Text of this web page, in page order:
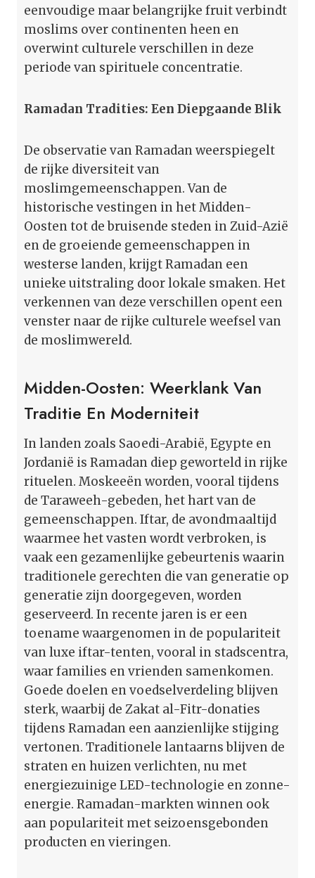
eenvoudige maar belangrijke fruit verbindt
moslims over continenten heen en
overwint culturele verschillen in deze
periode van spirituele concentratie.
Ramadan Tradities: Een Diepgaande Blik
De observatie van Ramadan weerspiegelt
de rijke diversiteit van
moslimgemeenschappen. Van de
historische vestingen in het Midden-
Oosten tot de bruisende steden in Zuid-Azië
en de groeiende gemeenschappen in
westerse landen, krijgt Ramadan een
unieke uitstraling door lokale smaken. Het
verkennen van deze verschillen opent een
venster naar de rijke culturele weefsel van
de moslimwereld.
Midden-Oosten: Weerklank Van
Traditie En Moderniteit
In landen zoals Saoedi-Arabië, Egypte en
Jordanië is Ramadan diep geworteld in rijke
rituelen. Moskeeën worden, vooral tijdens
de Taraweeh-gebeden, het hart van de
gemeenschappen. Iftar, de avondmaaltijd
waarmee het vasten wordt verbroken, is
vaak een gezamenlijke gebeurtenis waarin
traditionele gerechten die van generatie op
generatie zijn doorgegeven, worden
geserveerd. In recente jaren is er een
toename waargenomen in de populariteit
van luxe iftar-tenten, vooral in stadscentra,
waar families en vrienden samenkomen.
Goede doelen en voedselverdeling blijven
sterk, waarbij de Zakat al-Fitr-donaties
tijdens Ramadan een aanzienlijke stijging
vertonen. Traditionele lantaarns blijven de
straten en huizen verlichten, nu met
energiezuinige LED-technologie en zonne-
energie. Ramadan-markten winnen ook
aan populariteit met seizoensgebonden
producten en vieringen.